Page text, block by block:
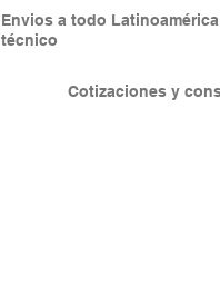
Cotizaciones y
Envios a todo
técnico